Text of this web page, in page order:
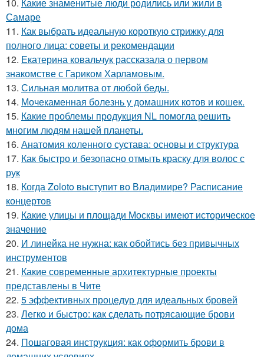
Самаре
11. Как выбрать идеальную короткую стрижку для
полного лица: советы и рекомендации
12. Екатерина ковальчук рассказала о первом
знакомстве с Гариком Харламовым.
13. Сильная молитва от любой беды.
14. Мочекаменная болезнь у домашних котов и кошек.
15. Какие проблемы продукция NL помогла решить
многим людям нашей планеты.
16. Анатомия коленного сустава: основы и структура
17. Как быстро и безопасно отмыть краску для волос с
рук
18. Когда Zoloto выступит во Владимире? Расписание
концертов
19. Какие улицы и площади Москвы имеют историческое
значение
20. И линейка не нужна: как обойтись без привычных
инструментов
21. Какие современные архитектурные проекты
представлены в Чите
22. 5 эффективных процедур для идеальных бровей
23. Легко и быстро: как сделать потрясающие брови
дома
24. Пошаговая инструкция: как оформить брови в